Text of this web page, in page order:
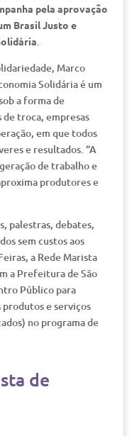
pela aprovação
Brasil Justo e
.
Marco
Solidária é um
a forma de
de troca, empresas
em que todos
e resultados. “A
de trabalho e
produtores e
palestras, debates,
sem custos aos
a Rede Marista
a Prefeitura de São
Público para
e serviços
no programa de
de